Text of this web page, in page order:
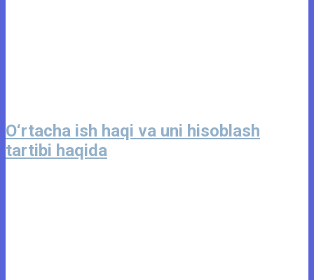
O‘rtacha ish haqi va uni hisoblash
tartibi haqida